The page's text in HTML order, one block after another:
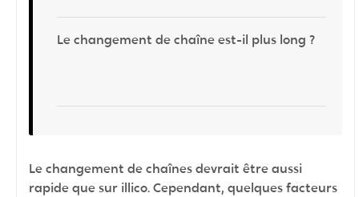
Le changement de chaîne est-il plus long ?
Le changement de chaînes devrait être aussi
rapide que sur illico. Cependant, quelques facteurs